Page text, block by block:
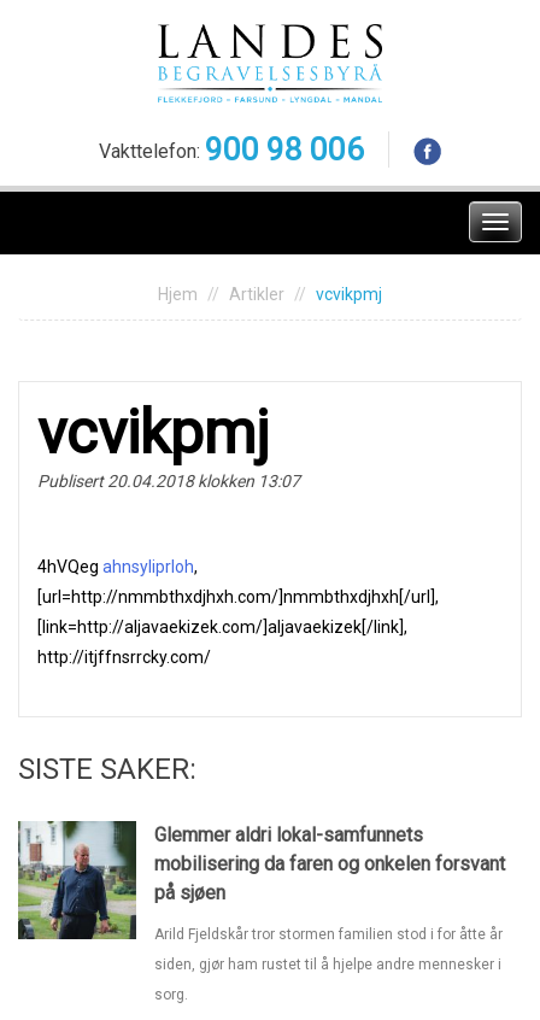
Vakttelefon: 900 98 006
Meny
Hjem Artikler vcvikpmj
vcvikpmj
Publisert 20.04.2018 klokken 13:07
4hVQeg ahnsyliprloh,
[url=http://nmmbthxdjhxh.com/]nmmbthxdjhxh[/url],
[link=http://aljavaekizek.com/]aljavaekizek[/link],
http://itjffnsrrcky.com/
SISTE SAKER:
Glemmer aldri lokal-samfunnets
mobilisering da faren og onkelen forsvant
på sjøen
Arild Fjeldskår tror stormen familien stod i for åtte år
siden, gjør ham rustet til å hjelpe andre mennesker i
sorg.